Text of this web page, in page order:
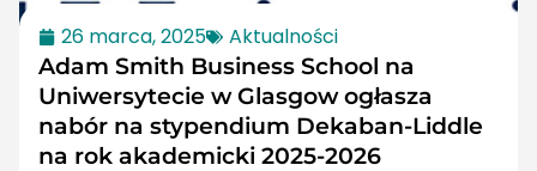
26 marca, 2025 Aktualności
Adam Smith Business School na
Uniwersytecie w Glasgow ogłasza
nabór na stypendium Dekaban-Liddle
na rok akademicki 2025-2026